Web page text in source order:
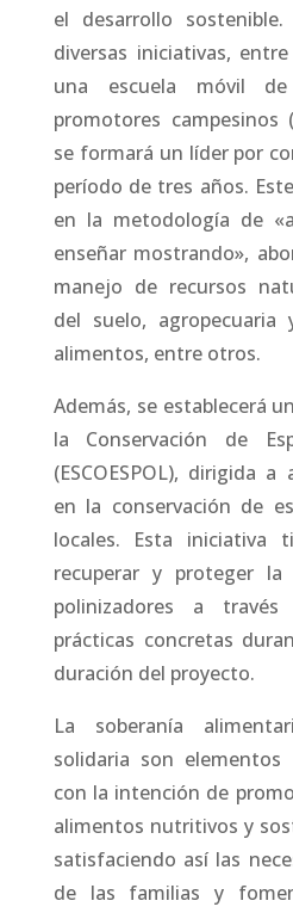
el desarrollo
diversas iniciativas,
una escuela móvil de
promotores campesinos
se formará un líder por
período de tres años.
en la metodología de
enseñar mostrando»,
manejo de recursos
del suelo, agropecuaria
alimentos, entre otros.
Además, se establecerá
la Conservación de
(ESCOESPOL), dirigida
en la conservación de
locales. Esta iniciativa
recuperar y proteger la
polinizadores a
prácticas concretas
duración del proyecto.
La soberanía
solidaria son elementos
con la intención de
alimentos nutritivos y
satisfaciendo así las
de las familias y